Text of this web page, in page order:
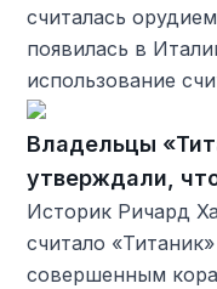
считалась
появилась в
использование
Владельцы
утверждали,
Историк Ричард
считало
совершенным